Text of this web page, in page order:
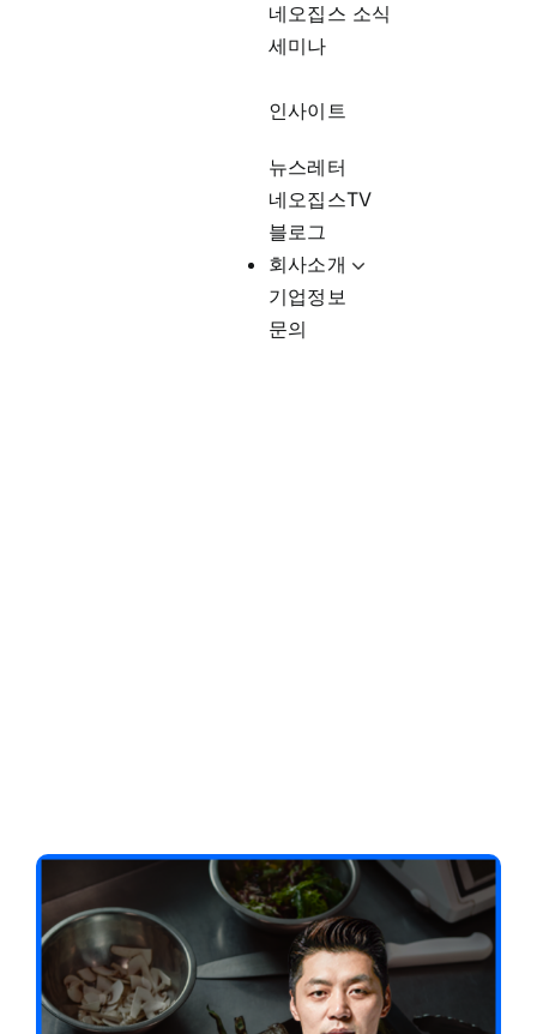
네오집스 소식
세미나
인사이트
뉴스레터
네오집스TV
블로그
회사소개
기업정보
문의